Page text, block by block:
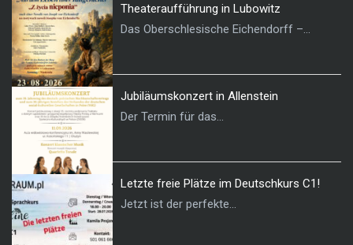
Theateraufführung in Lubowitz
Das Oberschlesische Eichendorff –...
Jubiläumskonzert in Allenstein
Der Termin für das...
Letzte freie Plätze im Deutschkurs C1!
Jetzt ist der perfekte...